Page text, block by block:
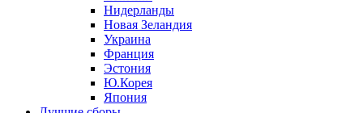
Нидерланды
Новая Зеландия
Украина
Франция
Эстония
Ю.Корея
Япония